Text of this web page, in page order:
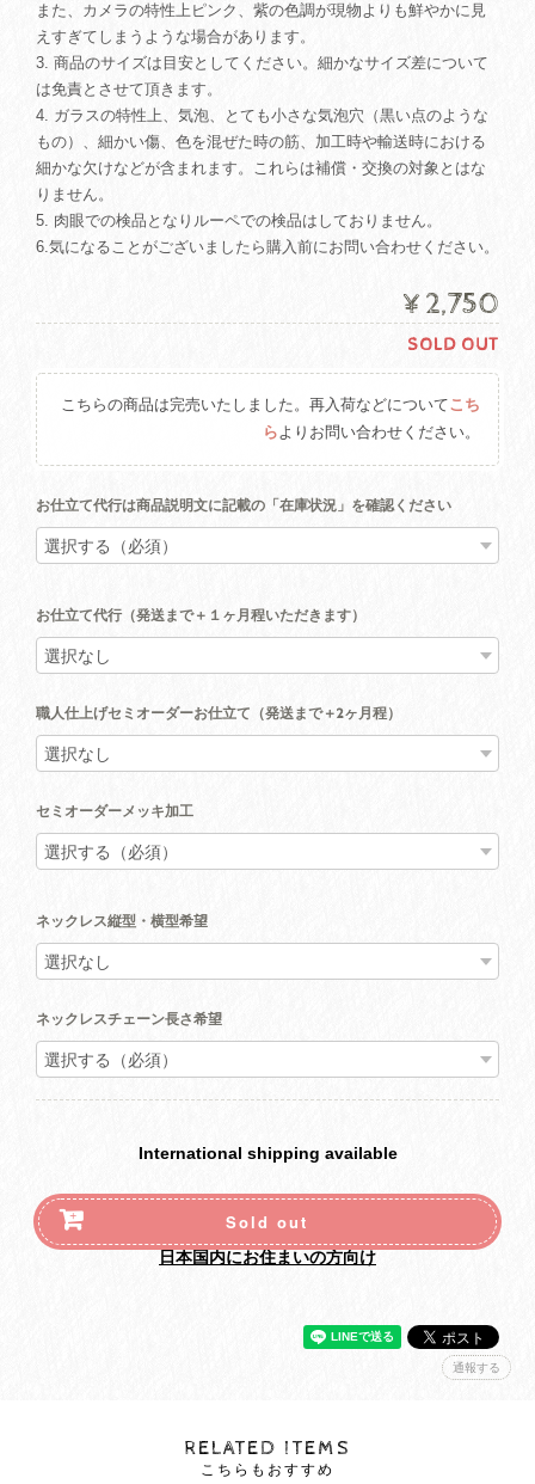
また、カメラの特性上ピンク、紫の色調が現物よりも鮮やかに見
えすぎてしまうような場合があります。
3. 商品のサイズは目安としてください。細かなサイズ差について
は免責とさせて頂きます。
4. ガラスの特性上、気泡、とても小さな気泡穴（黒い点のような
もの）、細かい傷、色を混ぜた時の筋、加工時や輸送時における
細かな欠けなどが含まれます。これらは補償・交換の対象とはな
りません。
5. 肉眼での検品となりルーペでの検品はしておりません。
6.気になることがございましたら購入前にお問い合わせください。
¥2,750
SOLD OUT
こちらの商品は完売いたしました。再入荷などについてこち
らよりお問い合わせください。
お仕立て代行は商品説明文に記載の「在庫状況」を確認ください
お仕立て代行（発送まで＋１ヶ月程いただきます）
職人仕上げセミオーダーお仕立て（発送まで＋2ヶ月程）
セミオーダーメッキ加工
ネックレス縦型・横型希望
ネックレスチェーン長さ希望
International shipping available
Sold out
日本国内にお住まいの方向け
通報する
RELATED ITEMS
こちらもおすすめ